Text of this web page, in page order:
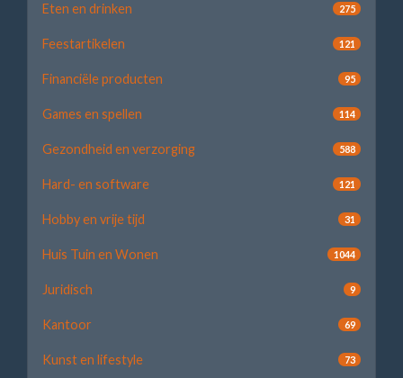
Eten en drinken 275
Feestartikelen 121
Financiële producten 95
Games en spellen 114
Gezondheid en verzorging 588
Hard- en software 121
Hobby en vrije tijd 31
Huis Tuin en Wonen 1044
Juridisch 9
Kantoor 69
Kunst en lifestyle 73